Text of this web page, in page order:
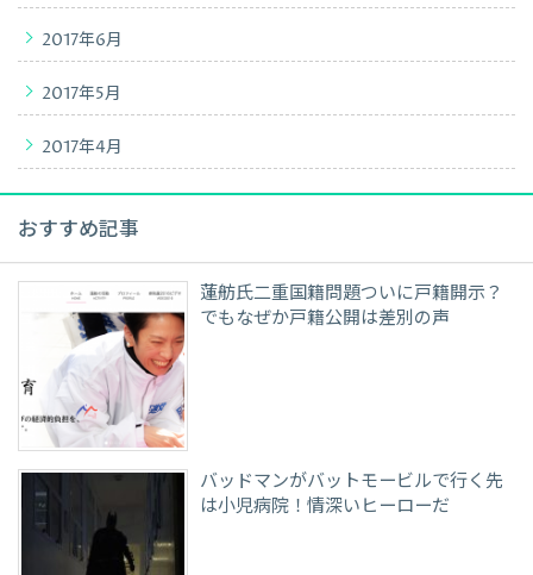
2017年6月
2017年5月
2017年4月
おすすめ記事
蓮舫氏二重国籍問題ついに戸籍開示？
でもなぜか戸籍公開は差別の声
バッドマンがバットモービルで行く先
は小児病院！情深いヒーローだ